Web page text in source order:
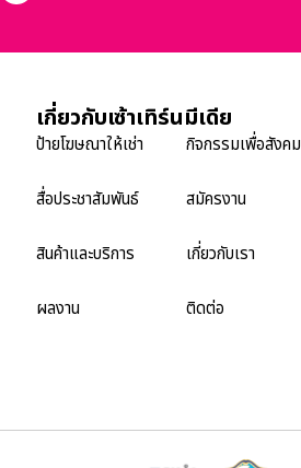
เกี่ยวกับเซ้าเทิร์นมีเดีย
ป้ายโฆษณาให้เช่า
สื่อประชาสัมพันธ์
สินค้าและบริการ
ผลงาน
กิจกรรมเพื่อสังคม
สมัครงาน
เกี่ยวกับเรา
ติดต่อ